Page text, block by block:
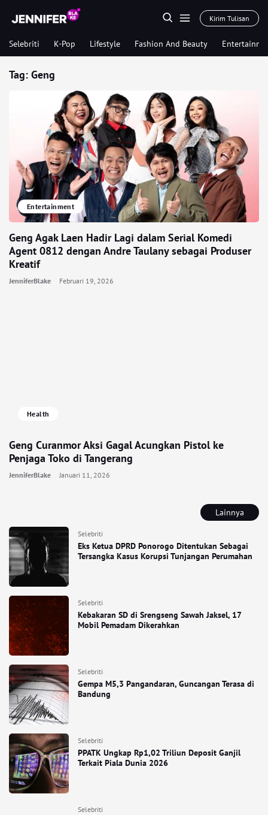
Kirim Tulisan
Selebriti K-Pop Lifestyle Fashion And Beauty
Lainnya
Selebriti
Eks Ketua DPRD Ponorogo Ditentukan Sebagai
Tersangka Kasus Korupsi Tunjangan Perumahan
Selebriti
Kebakaran SD di Srengseng Sawah Jaksel, 17
Mobil Pemadam Dikerahkan
Selebriti
Gempa M5,3 Pangandaran, Guncangan Terasa di
Bandung
Selebriti
PPATK Ungkap Rp1,02 Triliun Deposit Ganjil
Terkait Piala Dunia 2026
Selebriti
Tag: Geng
Entertainment
Geng Agak Laen Hadir Lagi dalam Serial Komedi
Agent 0812 dengan Andre Taulany sebagai Produser
Kreatif
JenniferBlake Februari 19, 2026
Health
Geng Curanmor Aksi Gagal Acungkan Pistol ke
Penjaga Toko di Tangerang
JenniferBlake Januari 11, 2026